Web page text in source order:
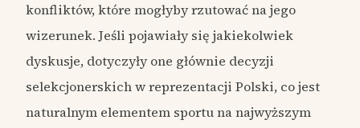
konfliktów, które mogłyby rzutować na jego
wizerunek. Jeśli pojawiały się jakiekolwiek
dyskusje, dotyczyły one głównie decyzji
selekcjonerskich w reprezentacji Polski, co jest
naturalnym elementem sportu na najwyższym